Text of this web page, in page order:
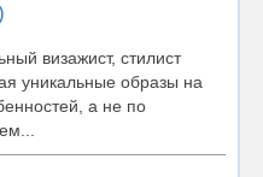
визажист, стилист
уникальные образы на
а не по